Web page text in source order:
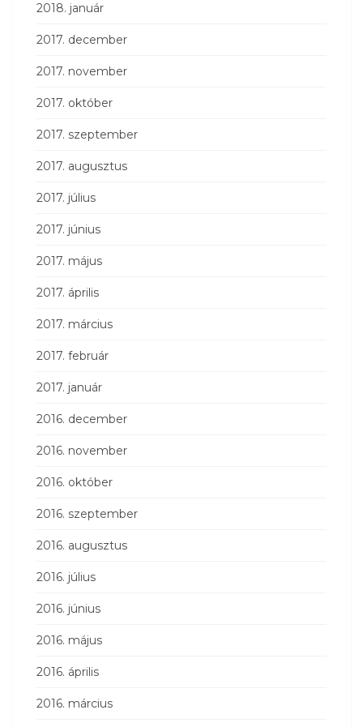
2018. január
2017. december
2017. november
2017. október
2017. szeptember
2017. augusztus
2017. július
2017. június
2017. május
2017. április
2017. március
2017. február
2017. január
2016. december
2016. november
2016. október
2016. szeptember
2016. augusztus
2016. július
2016. június
2016. május
2016. április
2016. március